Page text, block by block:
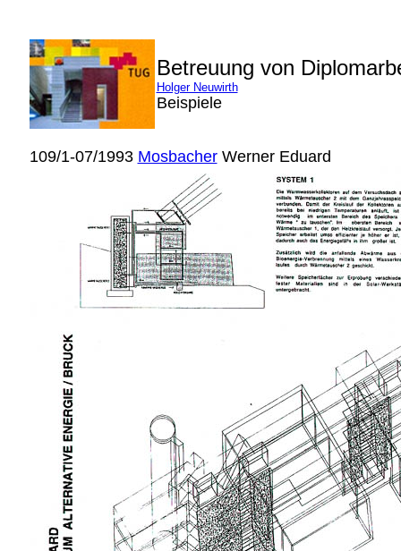
Betreuung von
Holger Neuwirth
Beispiele
109/1-07/1993 MosbacherWerner Eduard